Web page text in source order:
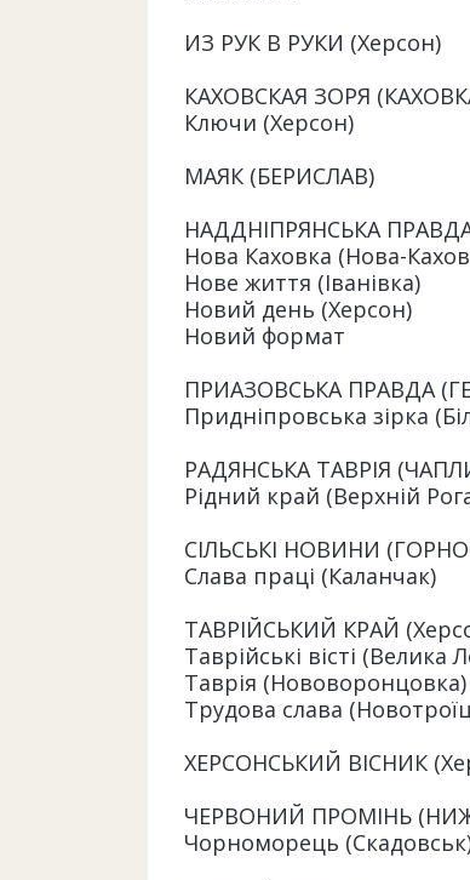
ИЗ РУК В РУКИ (Херсон)
КАХОВСКАЯ ЗОРЯ
Ключи (Херсон)
МАЯК (БЕРИСЛАВ)
НАДДНІПРЯНСЬКА
Нова Каховка (Нова-
Нове життя (Іванівка)
Новий день (Херсон)
Новий формат
ПРИАЗОВСЬКА ПРАВДА
Придніпровська зірка
РАДЯНСЬКА ТАВРІЯ
Рідний край (Верхній
СІЛЬСЬКІ НОВИНИ
Слава праці (Каланчак)
ТАВРІЙСЬКИЙ КРАЙ
Таврійські вісті (Велика
Таврія (Нововоронцовка)
Трудова слава
ХЕРСОНСЬКИЙ ВІСНИК
ЧЕРВОНИЙ ПРОМІНЬ
Чорноморець